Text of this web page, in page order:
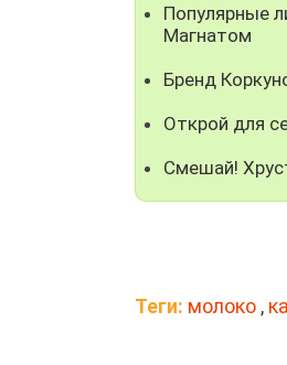
Популярные
Магнатом
Бренд
Открой для
Смешай!
Теги: молоко ,